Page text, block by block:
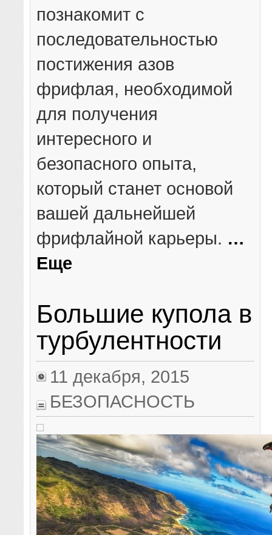
познакомит с
последовательностью
постижения азов
фрифлая, необходимой
для получения
интересного и
безопасного опыта,
который станет основой
вашей дальнейшей
фрифлайной карьеры. …
Еще
Большие купола в
турбулентности
11 декабря, 2015
БЕЗОПАСНОСТЬ